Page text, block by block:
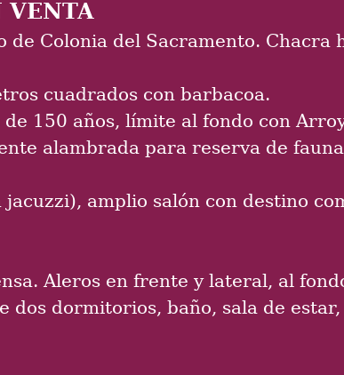
150 años, límite al fondo con
alambrada para reserva de
Aleros en frente y lateral, al
dormitorios, baño, sala de estar,